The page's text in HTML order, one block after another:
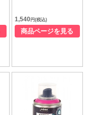
1,540円(税込)
商品ページを見る